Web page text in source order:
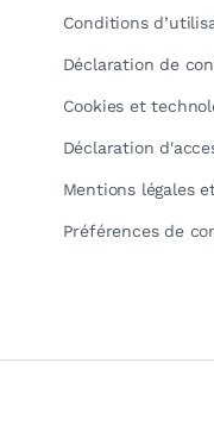
Conditions
Déclaration de
Cookies et
Déclaration
Mentions légales
Préférences de